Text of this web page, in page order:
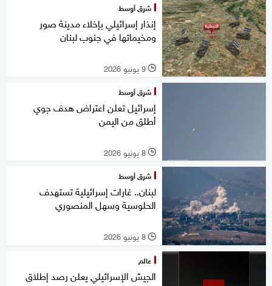
شرق أوسط
إنذار إسرائيلي بإخلاء مدينة صور
ومخيماتها في جنوب لبنان
l 9 يونيو 2026
شرق أوسط
إسرائيل تعلن اعتراض هدف جوي
أطلق من اليمن
l 8 يونيو 2026
شرق أوسط
لبنان.. غارات إسرائيلية تستهدف
الحلوسية وسهل المنصوري
l 8 يونيو 2026
عالم
الجيش الإسرائيلي يعلن رصد إطلاق